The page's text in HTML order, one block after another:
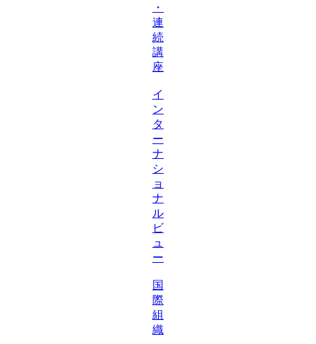
・
連
続
講
座
イ
ン
タ
ー
ナ
シ
ョ
ナ
ル
ビ
ュ
ー
国
際
組
織